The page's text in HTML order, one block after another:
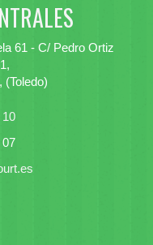
61 - C/ Pedro Ortiz
(Toledo)